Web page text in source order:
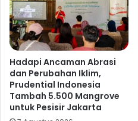
Hadapi Ancaman Abrasi
dan Perubahan Iklim,
Prudential Indonesia
Tambah 5.500 Mangrove
untuk Pesisir Jakarta